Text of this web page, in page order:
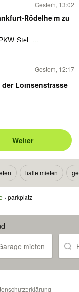
Gestern, 13:02
Rödelheim zu
Stel ...
Gestern, 12:17
Lornsenstrasse
Weiter
halle mieten
parkplatz
mieten